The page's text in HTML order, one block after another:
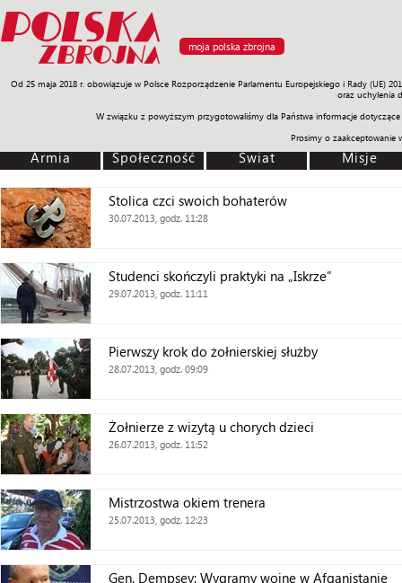
moja polska zbrojna
Od 25 maja 2018 r. obowiązuje w Polsce Rozporządzenie Parlamentu Europejskiego i Rady
oraz uchylenia
W związku z powyższym przygotowaliśmy dla Państwa informacje
Prosimy o
Armia Poligon Sprzęt Misje Polityka Prawo Świat
Armia Społeczność Świat Misje
Stolica czci swoich bohaterów
30.07.2013, godz. 11:28
Studenci skończyli praktyki na „Iskrze”
29.07.2013, godz. 11:11
Pierwszy krok do żołnierskiej służby
28.07.2013, godz. 09:09
Żołnierze z wizytą u chorych dzieci
26.07.2013, godz. 11:52
Mistrzostwa okiem trenera
25.07.2013, godz. 12:23
Gen. Dempsey: Wygramy wojnę w Afganistanie